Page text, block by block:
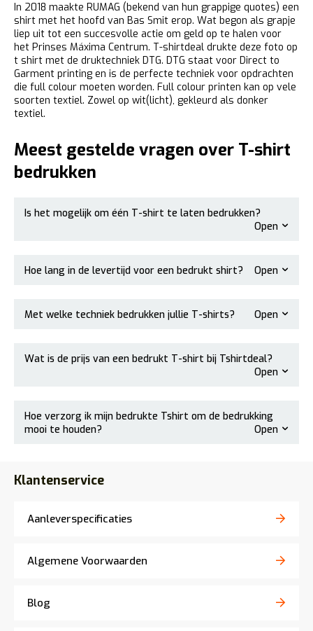
In 2018 maakte RUMAG (bekend van hun grappige quotes) een
shirt met het hoofd van Bas Smit erop. Wat begon als grapje
liep uit tot een succesvolle actie om geld op te halen voor
het Prinses Máxima Centrum. T-shirtdeal drukte deze foto op
t shirt met de druktechniek DTG. DTG staat voor Direct to
Garment printing en is de perfecte techniek voor opdrachten
die full colour moeten worden. Full colour printen kan op vele
soorten textiel. Zowel op wit(licht), gekleurd als donker
textiel.
Meest gestelde vragen over T-shirt
bedrukken
Is het mogelijk om één T-shirt te laten bedrukken?
Open
Hoe lang in de levertijd voor een bedrukt shirt? Open
Met welke techniek bedrukken jullie T-shirts? Open
Wat is de prijs van een bedrukt T-shirt bij Tshirtdeal?
Open
Hoe verzorg ik mijn bedrukte Tshirt om de bedrukking
mooi te houden?
Open
Klantenservice
Aanleverspecificaties
Algemene Voorwaarden
Blog